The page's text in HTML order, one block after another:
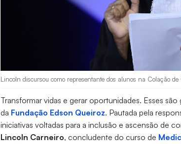
Lincoln discursou como representante dos alunos na Colação
Transformar vidas e gerar oportunidades. Esses
da Fundação Edson Queiroz. Pautada pela
iniciativas voltadas para a inclusão e ascensão de
Lincoln Carneiro, concludente do curso de